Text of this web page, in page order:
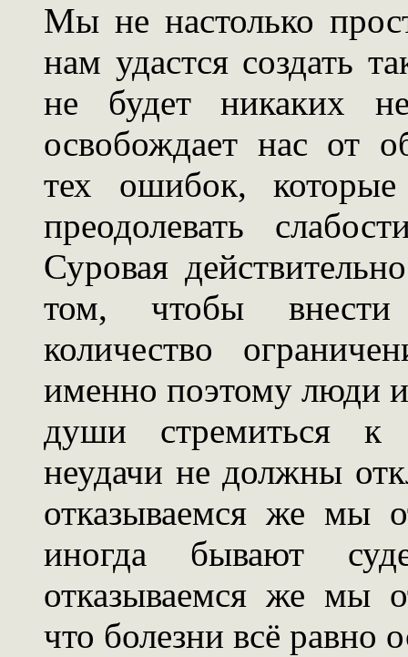
Мы не настолько
нам удастся создать
не будет никаких
освобождает нас от
тех ошибок,
преодолевать
Суровая
том, чтобы внести
количество
именно поэтому люди
души стремиться к
неудачи не должны
отказываемся же мы
иногда бывают
отказываемся же мы
что болезни всё равно